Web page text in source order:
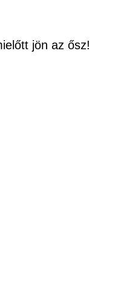
jön az ősz!